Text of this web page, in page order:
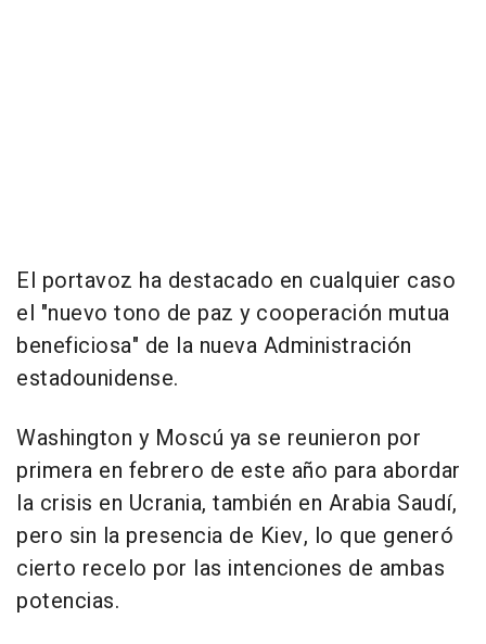
El portavoz ha destacado en cualquier caso
el "nuevo tono de paz y cooperación mutua
beneficiosa" de la nueva Administración
estadounidense.
Washington y Moscú ya se reunieron por
primera en febrero de este año para abordar
la crisis en Ucrania, también en Arabia Saudí,
pero sin la presencia de Kiev, lo que generó
cierto recelo por las intenciones de ambas
potencias.